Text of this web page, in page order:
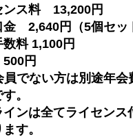
ンス料 13,200円
金 2,640円（5個セッ
数料 1,100円
円
でない方は別途年会
。
ンは全てライセンス
す。